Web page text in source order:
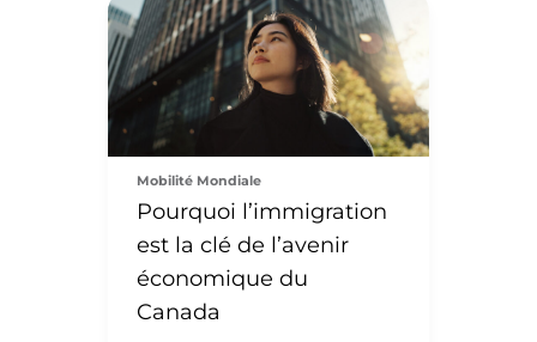
Mobilité Mondiale
Pourquoi l’immigration
est la clé de l’avenir
économique du
Canada